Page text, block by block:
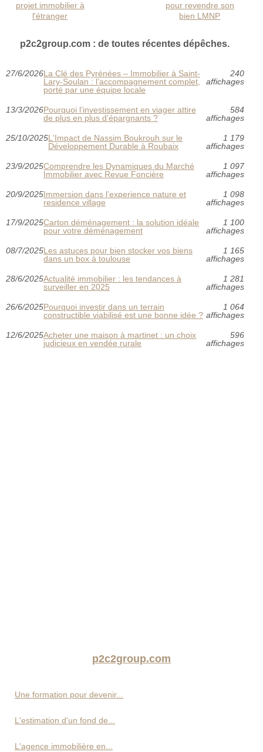
projet immobilier à
l'étranger
pour revendre son
bien LMNP
p2c2group.com : de toutes récentes dépêches.
27/6/2026La Clé des Pyrénées – Immobilier à Saint-
Lary-Soulan : l’accompagnement complet,
porté par une équipe locale
240
affichages
13/3/2026Pourquoi l’investissement en viager attire
de plus en plus d’épargnants ?
584
affichages
25/10/2025L'Impact de Nassim Boukrouh sur le
Développement Durable à Roubaix
1 179
affichages
23/9/2025Comprendre les Dynamiques du Marché
Immobilier avec Revue Foncière
1 097
affichages
20/9/2025Immersion dans l’experience nature et
residence village
1 098
affichages
17/9/2025Carton déménagement : la solution idéale
pour votre déménagement
1 100
affichages
08/7/2025Les astuces pour bien stocker vos biens
dans un box à toulouse
1 165
affichages
28/6/2025Actualité immobilier : les tendances à
surveiller en 2025
1 281
affichages
26/6/2025Pourquoi investir dans un terrain
constructible viabilisé est une bonne idée ?
1 064
affichages
12/6/2025Acheter une maison à martinet : un choix
judicieux en vendée rurale
596
affichages
p2c2group.com
Une formation pour devenir...
L'estimation d'un fond de...
L'agence immobilière en...